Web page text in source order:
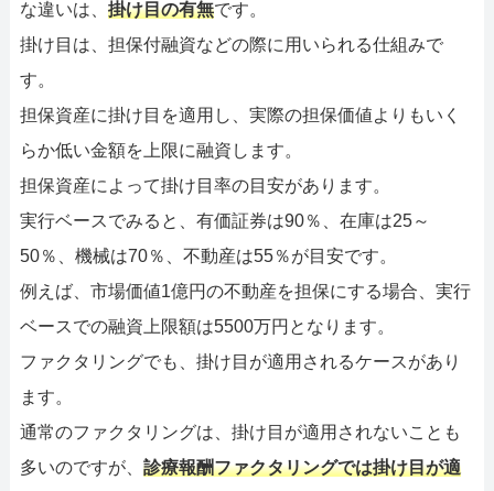
な違いは、 掛け目の有無です。
掛け目は、担保付融資などの際に用いられる仕組みで
す。
担保資産に掛け目を適用し、実際の担保価値よりもいく
らか低い金額を上限に融資します。
担保資産によって掛け目率の目安があります。
実行ベースでみると、有価証券は90％、在庫は25～
50％、機械は70％、不動産は55％が目安です。
例えば、市場価値1億円の不動産を担保にする場合、実行
ベースでの融資上限額は5500万円となります。
ファクタリングでも、掛け目が適用されるケースがあり
ます。
通常のファクタリングは、掛け目が適用されないことも
多いのですが、 診療報酬ファクタリングでは掛け目が適